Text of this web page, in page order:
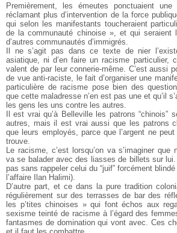
Premièrement, les émeutes ponctuaient
réclamant plus d’intervention de la force
qui selon les manifestants toucheraient
de la communauté chinoise », et qui seraient
d’autres communautés d’immigrés.
Il ne s’agit pas dans ce texte de nier
asiatique, ni d’en faire un racisme particulier,
valent de par leur connerie-même. C’est aussi
de vue anti-raciste, le fait d’organiser une
particulière de racisme pose bien des
que cette maladresse n’en est pas une et qu’il
les gens les uns contre les autres.
Il est vrai qu’à Belleville les patrons “chinois”
autres, mais il est vrai aussi que les patrons
que leurs employés, parce que l’argent ne
trouve.
Le racisme, c’est lorsqu’on va s’imaginer que
va se balader avec des liasses de billets sur lui.
pas sans rappeler celui du “juif” forcément
l’affaire Ilan Halimi).
D’autre part, et ce dans la pure tradition
régulièrement sur des terrasses de bar des
les p’tites chinoises » qui font échos aux
sexisme teinté de racisme à l’égard des
fantasmes de domination qui vont avec. Ces